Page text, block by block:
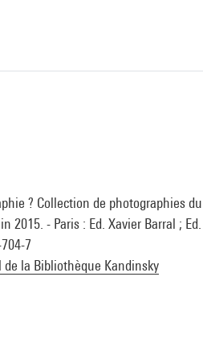
? Collection de photographies
2015. - Paris : Ed. Xavier Barral ;
7
la Bibliothèque Kandinsky